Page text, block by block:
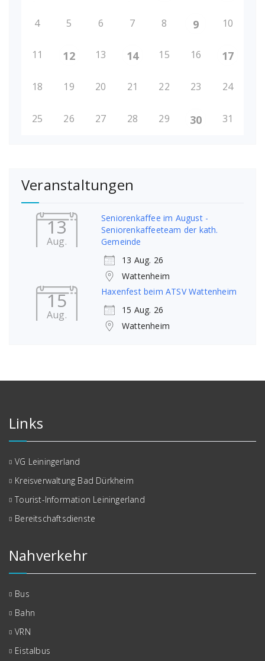
4 5 6 7 8 9 10
11 12 13 14 15 16 17
18 19 20 21 22 23 24
25 26 27 28 29 30 31
Veranstaltungen
13
Aug.
Seniorenkaffee im August -
Seniorenkaffeeteam der kath.
Gemeinde
13 Aug. 26
Wattenheim
15
Aug.
Haxenfest beim ATSV Wattenheim
15 Aug. 26
Wattenheim
Links
VG Leiningerland
Kreisverwaltung Bad Dürkheim
Tourist-Information Leiningerland
Bereitschaftsdienste
Nahverkehr
Bus
Bahn
VRN
Eistalbus